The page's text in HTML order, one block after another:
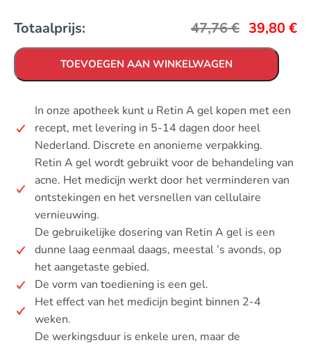
Totaalprijs: 47,76€ 39,80€
TOEVOEGEN AAN WINKELWAGEN
In onze apotheek kunt u Retin A gel kopen met een
recept, met levering in 5-14 dagen door heel
Nederland. Discrete en anonieme verpakking.
Retin A gel wordt gebruikt voor de behandeling van
acne. Het medicijn werkt door het verminderen van
ontstekingen en het versnellen van cellulaire
vernieuwing.
De gebruikelijke dosering van Retin A gel is een
dunne laag eenmaal daags, meestal ’s avonds, op
het aangetaste gebied.
De vorm van toediening is een gel.
Het effect van het medicijn begint binnen 2-4
weken.
De werkingsduur is enkele uren, maar de